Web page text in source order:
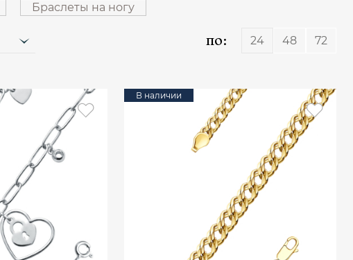
Браслеты на ногу
по: 24 48 72
В наличии